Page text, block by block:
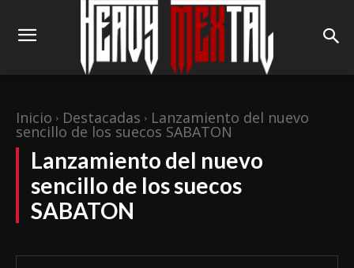
Inicio Destacadas Lanzamiento del nuevo
sencillo de los suecos SABATON
Lanzamiento del nuevo
sencillo de los suecos
SABATON